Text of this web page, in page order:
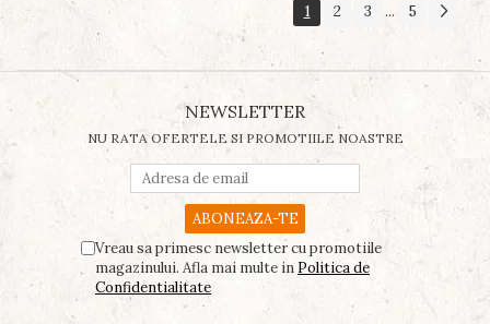
1 2 3 ... 5
NEWSLETTER
NU RATA OFERTELE SI PROMOTIILE NOASTRE
Vreau sa primesc newsletter cu promotiile
magazinului. Afla mai multe in Politica de
Confidentialitate